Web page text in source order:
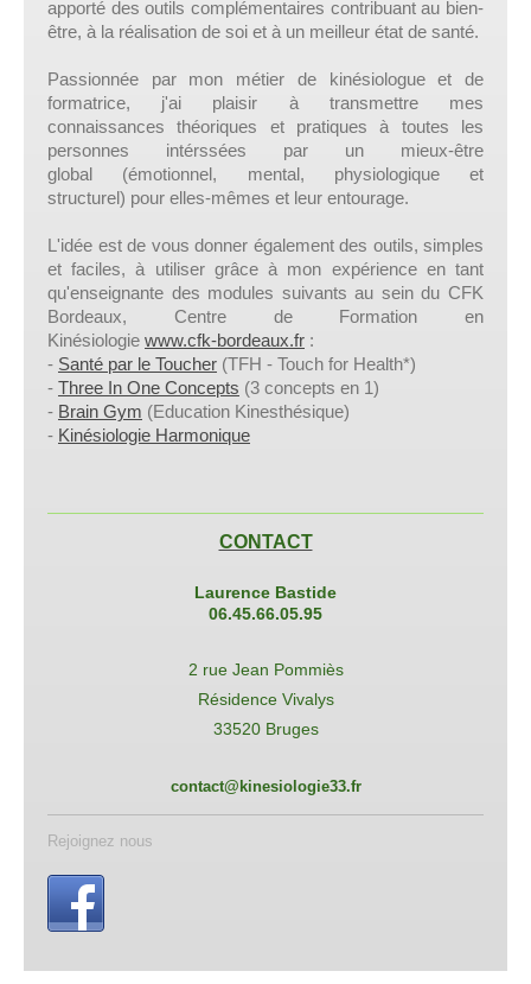
apporté des outils complémentaires contribuant au bien-
être, à la réalisation de soi et à un meilleur état de santé.
Passionnée par mon métier de kinésiologue et de
formatrice, j'ai plaisir à transmettre mes
connaissances théoriques et pratiquesà toutes les
personnes intérssées par un mieux-être
global (émotionnel, mental, physiologique et
structurel) pour elles-mêmes et leur entourage.
L'idée est de vous donner également des outils, simples
et faciles, à utiliser grâce à mon expérience en tant
qu'enseignante des modules suivants au sein du CFK
Bordeaux, Centre de Formation en
Kinésiologie www.cfk-bordeaux.fr :
- Santé par le Toucher (TFH - Touch for Health*)
- Three In One Concepts (3 concepts en 1)
- Brain Gym (Education Kinesthésique)
- Kinésiologie Harmonique
CONTACT
Laurence Bastide
06.45.66.05.95
2 rue Jean Pommiès
Résidence Vivalys
33520 Bruges
contact@kinesiologie33.fr
Rejoignez nous